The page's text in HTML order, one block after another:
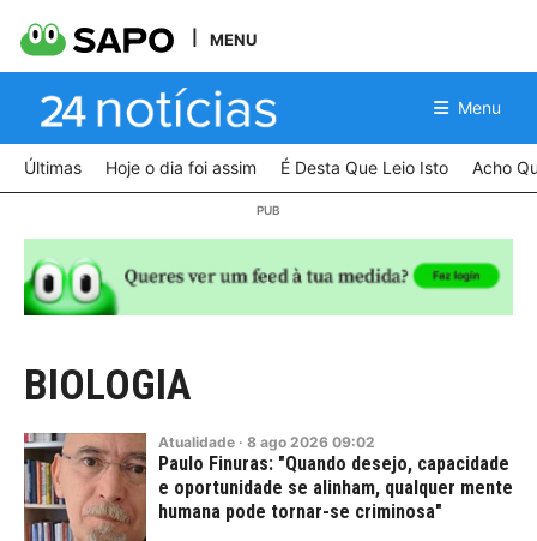
MENU
Menu
Últimas Hoje o dia foi assim É Desta Que Leio Isto Acho
BIOLOGIA
Atualidade · 8 ago 2026 09:02
Paulo Finuras: "Quando desejo, capacidade
e oportunidade se alinham, qualquer mente
humana pode tornar-se criminosa"